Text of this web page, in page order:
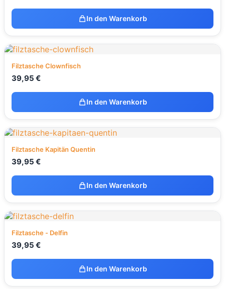
In den Warenkorb
Filztasche Clownfisch
39,95 €
In den Warenkorb
Filztasche Kapitän Quentin
39,95 €
In den Warenkorb
Filztasche - Delfin
39,95 €
In den Warenkorb